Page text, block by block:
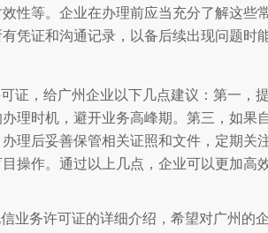
性等。企业在办理前应当充分了解这些
凭证和沟通记录，以备后续出现问题时
证，给广州企业以下几点建议：第一，
理时机，避开业务高峰期。第三，如果
理后妥善保管相关证照和文件，定期关
操作。通过以上几点，企业可以更加高
业务许可证的详细介绍，希望对广州的